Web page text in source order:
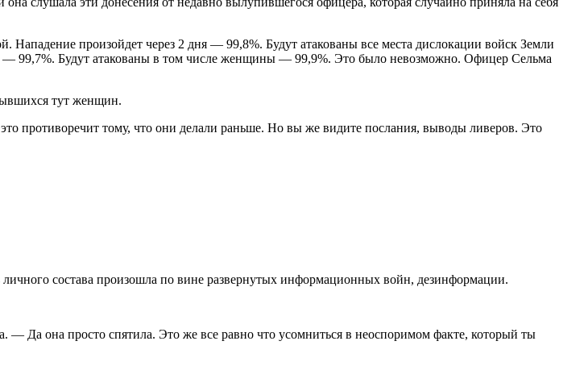
произойдет через 2 дня — 99,8%. Будут атакованы все места дислокации войск Земли
— 99,7%. Будут атакованы в том числе женщины — 99,9%. Это было невозможно. Офицер Сельма
тут женщин.
противоречит тому, что они делали раньше. Но вы же видите послания, выводы ливеров. Это
состава произошла по вине развернутых информационных войн, дезинформации.
Да она просто спятила. Это же все равно что усомниться в неоспоримом факте, который ты